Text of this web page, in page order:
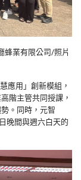
蜂業有限公司/照片
應用」創新模組，
階主管共同授課，
。同時，元智
晚間與週六白天的